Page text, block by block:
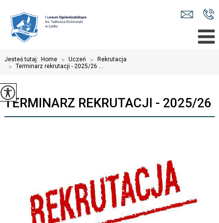
Jesteś tutaj: Home > Uczeń > Rekrutacja
> Terminarz rekrutacji - 2025/26 ...
TERMINARZ REKRUTACJI - 2025/26